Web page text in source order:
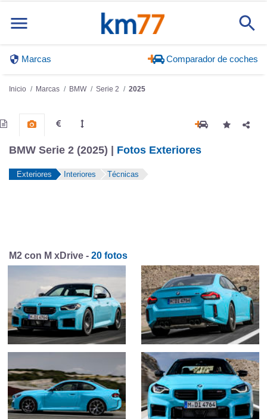
Marcas Comparador de coches
Inicio Marcas BMW Serie 2 2025
BMW Serie 2 (2025) | Fotos Exteriores
Exteriores Interiores Técnicas
M2 con M xDrive - 20 fotos